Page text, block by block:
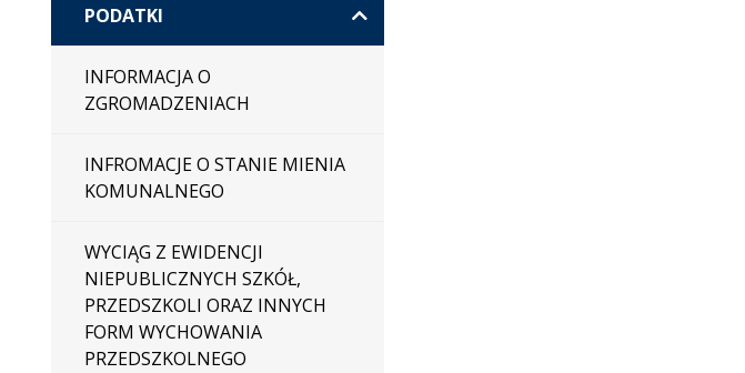
PODATKI
INFORMACJA O
ZGROMADZENIACH
INFROMACJE O STANIE MIENIA
KOMUNALNEGO
WYCIĄG Z EWIDENCJI
NIEPUBLICZNYCH SZKÓŁ,
PRZEDSZKOLI ORAZ INNYCH
FORM WYCHOWANIA
PRZEDSZKOLNEGO